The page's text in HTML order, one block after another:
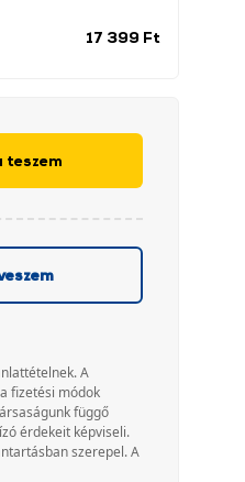
időszak
17 399 Ft
teszem
A
fizetési módok
függő
érdekeit képviseli.
szerepel. A